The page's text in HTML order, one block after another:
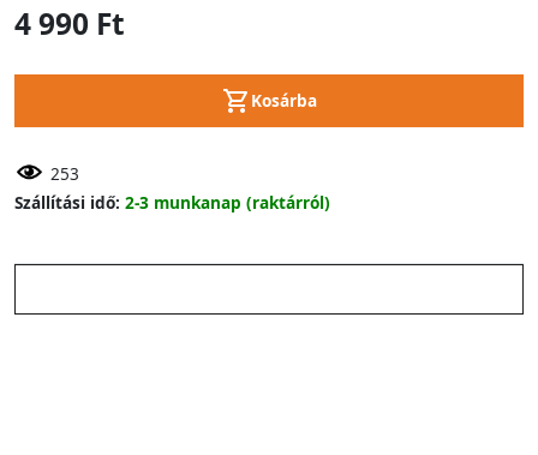
4 990 Ft
Kosárba
253
Szállítási idő: 2-3 munkanap (raktárról)